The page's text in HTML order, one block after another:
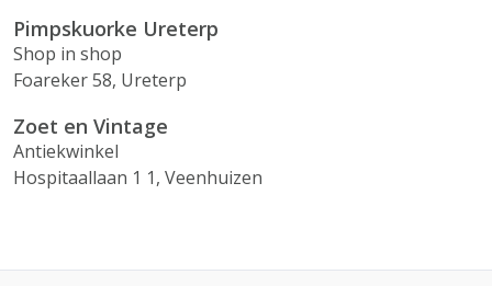
Pimpskuorke Ureterp
Shop in shop
Foareker 58, Ureterp
Zoet en Vintage
Antiekwinkel
Hospitaallaan 1 1, Veenhuizen